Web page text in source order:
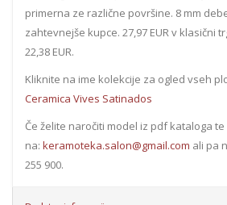
primerna ze različne površine. 8 mm
zahtevnejše kupce. 27,97 EUR v klasični
22,38 EUR.
Kliknite na ime kolekcije za ogled vseh
Ceramica Vives Satinados
Če želite naročiti model iz pdf kataloga
na: keramoteka.salon@gmail.com ali pa
255 900.